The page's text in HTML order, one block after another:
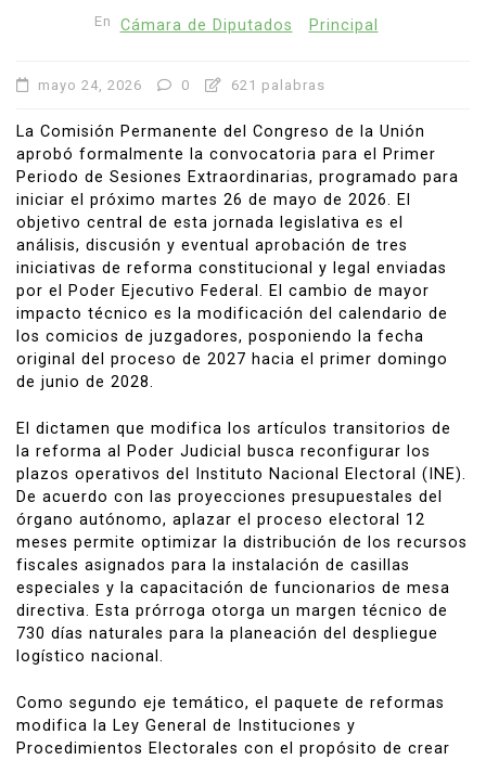
En Cámara de Diputados Principal
mayo 24, 2026 0 621 palabras
La Comisión Permanente del Congreso de la Unión
aprobó formalmente la convocatoria para el Primer
Periodo de Sesiones Extraordinarias, programado para
iniciar el próximo martes 26 de mayo de 2026. El
objetivo central de esta jornada legislativa es el
análisis, discusión y eventual aprobación de tres
iniciativas de reforma constitucional y legal enviadas
por el Poder Ejecutivo Federal. El cambio de mayor
impacto técnico es la modificación del calendario de
los comicios de juzgadores, posponiendo la fecha
original del proceso de 2027 hacia el primer domingo
de junio de 2028.
El dictamen que modifica los artículos transitorios de
la reforma al Poder Judicial busca reconfigurar los
plazos operativos del Instituto Nacional Electoral (INE).
De acuerdo con las proyecciones presupuestales del
órgano autónomo, aplazar el proceso electoral 12
meses permite optimizar la distribución de los recursos
fiscales asignados para la instalación de casillas
especiales y la capacitación de funcionarios de mesa
directiva. Esta prórroga otorga un margen técnico de
730 días naturales para la planeación del despliegue
logístico nacional.
Como segundo eje temático, el paquete de reformas
modifica la Ley General de Instituciones y
Procedimientos Electorales con el propósito de crear